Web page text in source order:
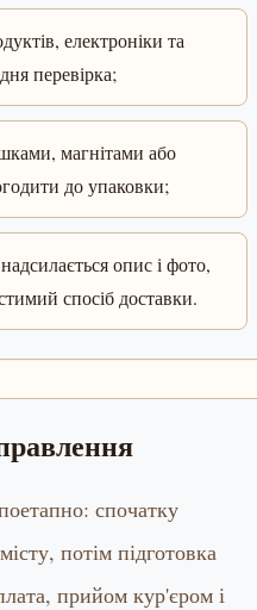
електроніки та
перевірка;
магнітами або
до упаковки;
опис і фото,
спосіб доставки.
спочатку
потім підготовка
прийом кур'єром і